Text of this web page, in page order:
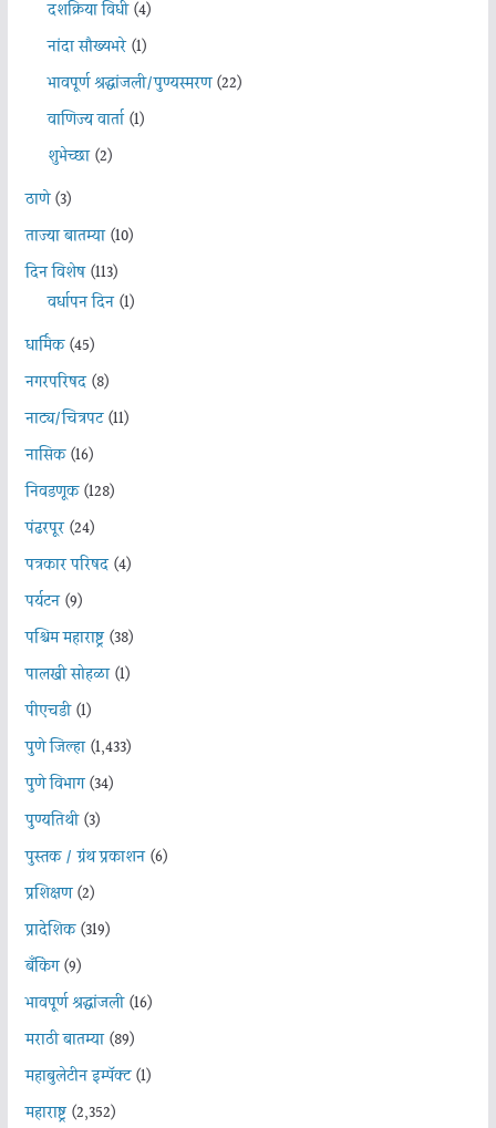
दशक्रिया विधी(4)
नांदा सौख्यभरे(1)
भावपूर्ण श्रद्धांजली/पुण्यस्मरण(22)
वाणिज्य वार्ता(1)
शुभेच्छा(2)
ठाणे(3)
ताज्या बातम्या(10)
दिन विशेष(113)
वर्धापन दिन(1)
धार्मिक(45)
नगरपरिषद(8)
नाट्य/चित्रपट(11)
नासिक(16)
निवडणूक(128)
पंढरपूर(24)
पत्रकार परिषद(4)
पर्यटन(9)
पश्चिम महाराष्ट्र(38)
पालखी सोहळा(1)
पीएचडी(1)
पुणे जिल्हा(1,433)
पुणे विभाग(34)
पुण्यतिथी(3)
पुस्तक / ग्रंथ प्रकाशन(6)
प्रशिक्षण(2)
प्रादेशिक(319)
बँकिंग(9)
भावपूर्ण श्रद्धांजली(16)
मराठी बातम्या(89)
महाबुलेटीन इम्पॅक्ट(1)
महाराष्ट्र(2,352)